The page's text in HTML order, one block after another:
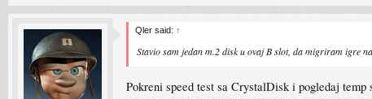
Qler said: ↑
Stavio sam jedan m.2 disk u ovaj B slot, da migriram igre
Pokreni speed test sa CrystalDisk i pogledaj